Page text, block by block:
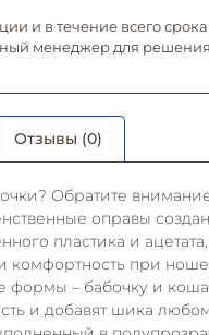
и в течение всего
менеджер для
Отзывы (0)
Обратите
оправы
пластика и
комфортность при
формы – бабочку и
и добавят шика